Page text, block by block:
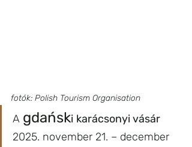
fotók: Polish Tourism Organisation
A gdański karácsonyi vásár
2025. november 21. – december